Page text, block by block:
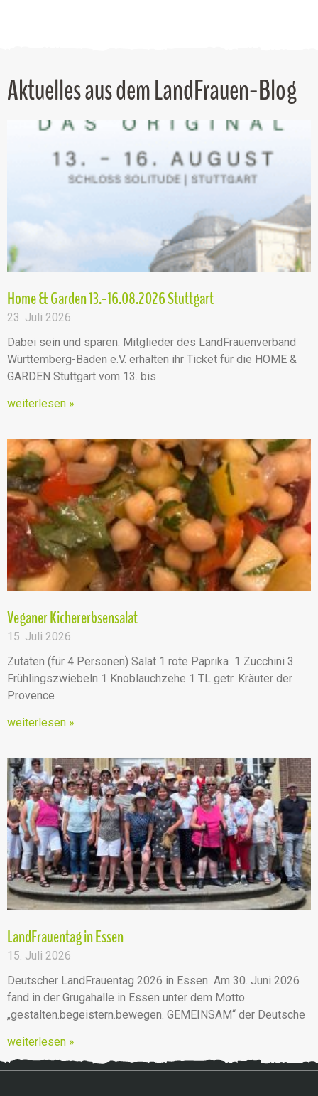
Aktuelles aus dem LandFrauen-Blog
Home & Garden 13.-16.08.2026 Stuttgart
23. Juli 2026
Dabei sein und sparen: Mitglieder des LandFrauenverband
Württemberg-Baden e.V. erhalten ihr Ticket für die HOME &
GARDEN Stuttgart vom 13. bis
weiterlesen »
Veganer Kichererbsensalat
15. Juli 2026
Zutaten (für 4 Personen) Salat 1 rote Paprika 1 Zucchini 3
Frühlingszwiebeln 1 Knoblauchzehe 1 TL getr. Kräuter der
Provence
weiterlesen »
LandFrauentag in Essen
15. Juli 2026
Deutscher LandFrauentag 2026 in Essen Am 30. Juni 2026
fand in der Grugahalle in Essen unter dem Motto
„gestalten.begeistern.bewegen. GEMEINSAM“ der Deutsche
weiterlesen »